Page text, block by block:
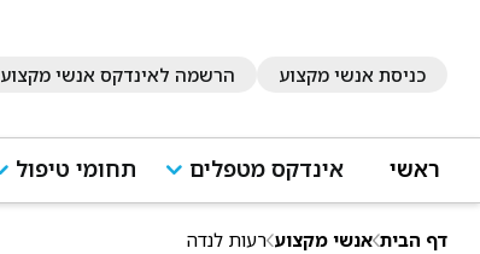
כניסת אנשי מקצוע הרשמה לאינדקס אנשי מקצוע
ראשי אינדקס מטפלים תחומי טיפול
דף הבית אנשי מקצוע רעות לנדה